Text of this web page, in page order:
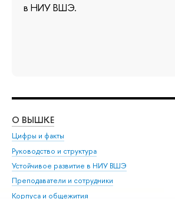
в НИУ ВШЭ.
О ВЫШКЕ
Цифры и факты
Руководство и структура
Устойчивое развитие в НИУ ВШЭ
Преподаватели и сотрудники
Корпуса и общежития